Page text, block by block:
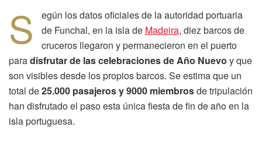
S
egún los datos oficiales de la autoridad portuaria
de Funchal, en la isla de Madeira, diez barcos de
cruceros llegaron y permanecieron en el puerto
paradisfrutar de las celebraciones de Año Nuevo y que
son visibles desde los propios barcos. Se estima que un
total de25.000 pasajeros y 9000 miembrosde tripulación
han disfrutado el paso esta única fiesta de fin de año en la
isla portuguesa.